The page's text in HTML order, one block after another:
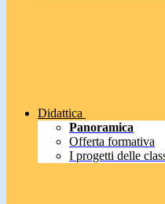
Didattica
Panoramica
Offerta formativa
I progetti delle